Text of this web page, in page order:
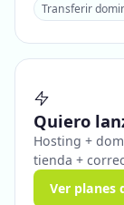
Transferir
Quiero
Hosting +
tienda +
Ver planes